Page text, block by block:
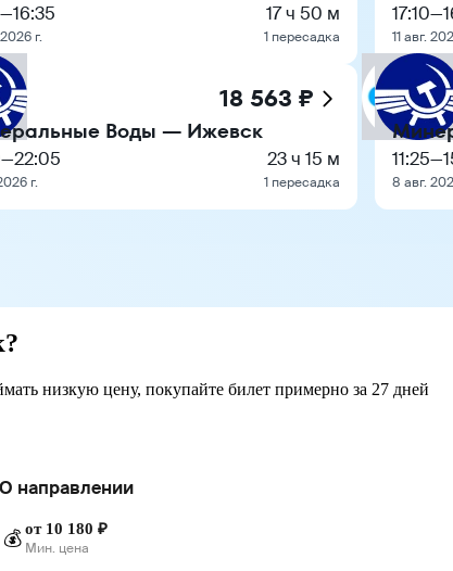
—16:35
г.
17 ч 50 м
1 пересадка
18 563 ₽
Воды — Ижевск
—22:05
г.
23 ч 15 м
1 пересадка
17:10—
11 авг.
11:25—
8 авг.
низкую цену, покупайте билет примерно за 27 дней
О направлении
💰 от 10 180 ₽
Мин. цена